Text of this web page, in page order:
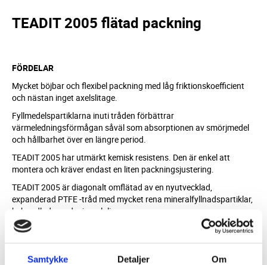
Samtykke Detaljer Om
TEADIT 2005 flätad packning
FÖRDELAR
Mycket böjbar och flexibel packning med låg friktionskoefficient
och nästan inget axelslitage.
Fyllmedelspartiklarna inuti tråden förbättrar
värmeledningsförmågan såväl som absorptionen av smörjmedel
och hållbarhet över en längre period.
TEADIT 2005 har utmärkt kemisk resistens. Den är enkel att
montera och kräver endast en liten packningsjustering.
TEADIT 2005 är diagonalt omflätad av en nyutvecklad,
expanderad PTFE -tråd med mycket rena mineralfyllnadspartiklar,
behandlade med mineralolja.
MATERIAL